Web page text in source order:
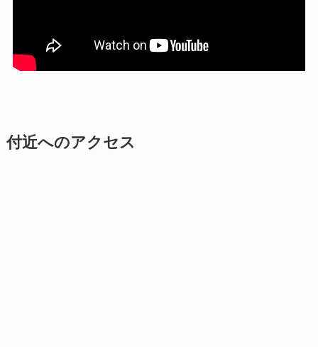
付近へのアクセス